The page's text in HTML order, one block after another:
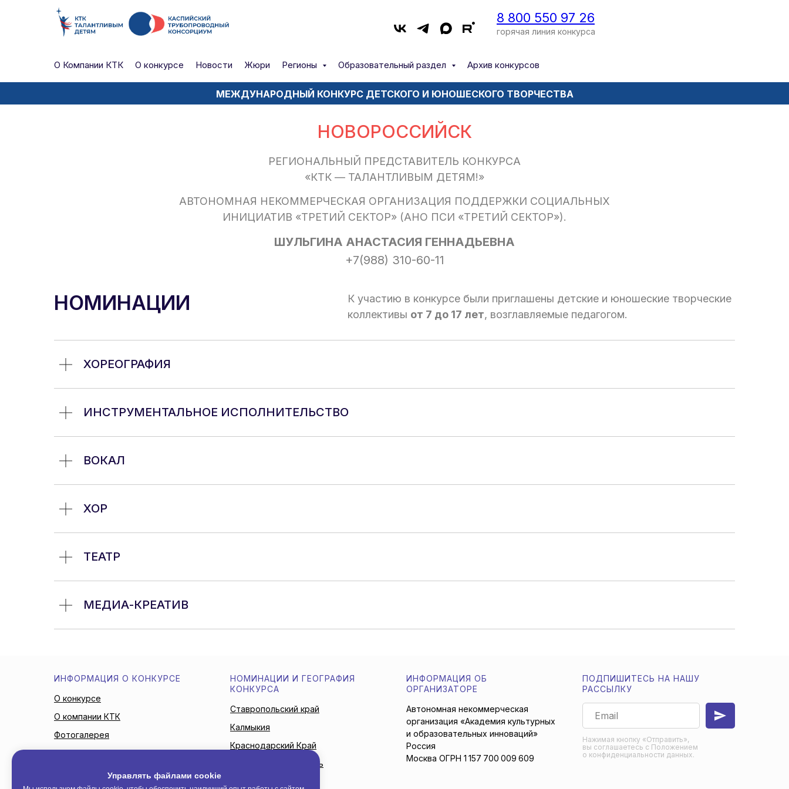
8 800 550 97 26
горячая линия конкурса
О Компании КТК О конкурсе Новости Жюри Регионы Образовательный раздел Архив конкурсов
МЕЖДУНАРОДНЫЙ КОНКУРС ДЕТСКОГО И ЮНОШЕСКОГО ТВОРЧЕСТВА
НОВОРОССИЙСК
РЕГИОНАЛЬНЫЙ ПРЕДСТАВИТЕЛЬ КОНКУРСА
«КТК — ТАЛАНТЛИВЫМ ДЕТЯМ!»
АВТОНОМНАЯ НЕКОММЕРЧЕСКАЯ ОРГАНИЗАЦИЯ ПОДДЕРЖКИ СОЦИАЛЬНЫХ
ИНИЦИАТИВ «ТРЕТИЙ СЕКТОР» (АНО ПСИ «ТРЕТИЙ СЕКТОР»).
ШУЛЬГИНА АНАСТАСИЯ ГЕННАДЬЕВНА
+7(988) 310-60-11
НОМИНАЦИИ
К участию в конкурсе были приглашены детские и юношеские творческие
коллективы от 7 до 17 лет, возглавляемые педагогом.
ХОРЕОГРАФИЯ
ИНСТРУМЕНТАЛЬНОЕ ИСПОЛНИТЕЛЬСТВО
ВОКАЛ
ХОР
ТЕАТР
МЕДИА-КРЕАТИВ
Управлять файлами cookie
ИНФОРМАЦИЯ О КОНКУРСЕ
О конкурсе
О компании КТК
Фотогалерея
Жюри конкурса
НОМИНАЦИИ И ГЕОГРАФИЯ
КОНКУРСА
Ставропольский край
Калмыкия
Краснодарский Край
Астраханская область
ИНФОРМАЦИЯ ОБ
ОРГАНИЗАТОРЕ
Автономная некоммерческая
организация «Академия культурных
и образовательных инноваций»
Россия
Москва ОГРН 1 157 700 009 609
ПОДПИШИТЕСЬ НА НАШУ
РАССЫЛКУ
Нажимая кнопку «Отправить»,
вы соглашаетесь с Положением
о конфиденциальности данных.